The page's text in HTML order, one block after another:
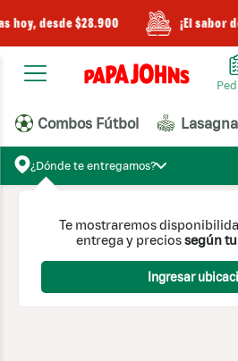
hoy, desde $28.900 ¡El sabor
Combos Fútbol
¿Dónde te entregamos?
Te mostraremos
entrega y preciossegún
Ingresar